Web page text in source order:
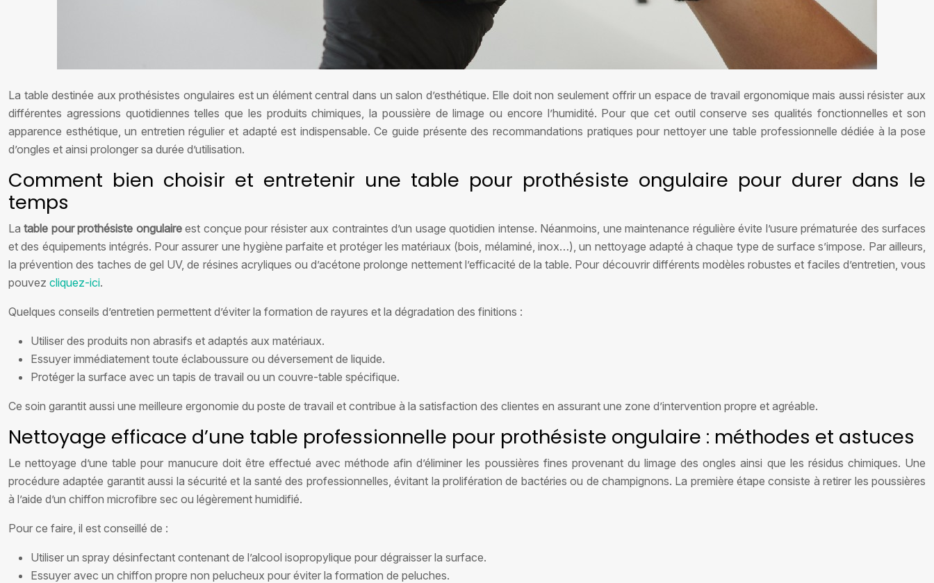
La table destinée aux prothésistes ongulaires est un élément central dans un salon d’esthétique. Elle doit non seulement offrir un espace de travail ergonomique mais aussi résister aux
différentes agressions quotidiennes telles que les produits chimiques, la poussière de limage ou encore l’humidité. Pour que cet outil conserve ses qualités fonctionnelles et son
apparence esthétique, un entretien régulier et adapté est indispensable. Ce guide présente des recommandations pratiques pour nettoyer une table professionnelle dédiée à la pose
d’ongles et ainsi prolonger sa durée d’utilisation.
Comment bien choisir et entretenir une table pour prothésiste ongulaire pour durer dans le
temps
Latable pour prothésiste ongulaireest conçue pour résister aux contraintes d’un usage quotidien intense. Néanmoins, une maintenance régulière évite l’usure prématurée des surfaces
et des équipements intégrés. Pour assurer une hygiène parfaite et protéger les matériaux (bois, mélaminé, inox…), un nettoyage adapté à chaque type de surface s’impose. Par ailleurs,
la prévention des taches de gel UV, de résines acryliques ou d’acétone prolonge nettement l’efficacité de la table. Pour découvrir différents modèles robustes et faciles d’entretien, vous
pouvez cliquez-ici.
Quelques conseils d’entretien permettent d’éviter la formation de rayures et la dégradation des finitions :
Utiliser des produits non abrasifs et adaptés aux matériaux.
Essuyer immédiatement toute éclaboussure ou déversement de liquide.
Protéger la surface avec un tapis de travail ou un couvre-table spécifique.
Ce soin garantit aussi une meilleure ergonomie du poste de travail et contribue à la satisfaction des clientes en assurant une zone d’intervention propre et agréable.
Nettoyage efficace d’une table professionnelle pour prothésiste ongulaire : méthodes et astuces
Le nettoyage d’une table pour manucure doit être effectué avec méthode afin d’éliminer les poussières fines provenant du limage des ongles ainsi que les résidus chimiques. Une
procédure adaptée garantit aussi la sécurité et la santé des professionnelles, évitant la prolifération de bactéries ou de champignons. La première étape consiste à retirer les poussières
à l’aide d’un chiffon microfibre sec ou légèrement humidifié.
Pour ce faire, il est conseillé de :
Utiliser un spray désinfectant contenant de l’alcool isopropylique pour dégraisser la surface.
Essuyer avec un chiffon propre non pelucheux pour éviter la formation de peluches.